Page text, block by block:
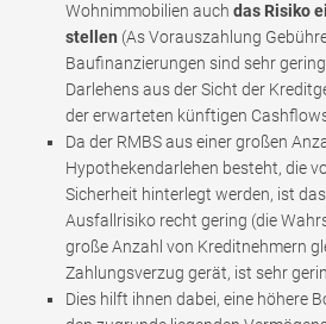
Wohnimmobilien auch das Risiko
stellen (As Vorauszahlung
Baufinanzierungen sind sehr
Darlehens aus der Sicht der
der erwarteten künftigen
Da der RMBS aus einer großen
Hypothekendarlehen besteht, die
Sicherheit hinterlegt werden, ist
Ausfallrisiko recht gering (die
große Anzahl von Kreditnehmern
Zahlungsverzug gerät, ist sehr
Dies hilft ihnen dabei, eine höhere